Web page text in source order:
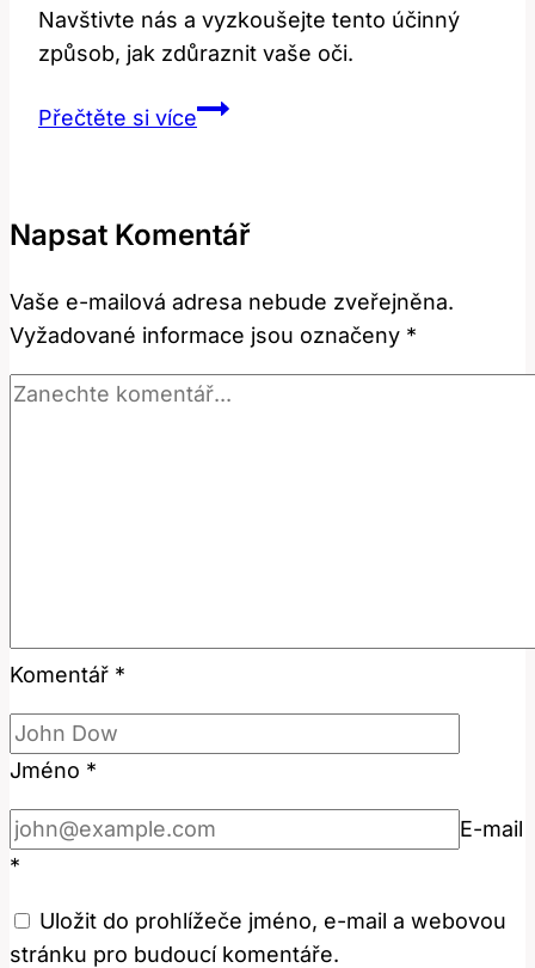
Navštivte nás a vyzkoušejte tento účinný
způsob, jak zdůraznit vaše oči.
Přečtěte si víceLash
Získat
Péči?
Napsat Komentář
Vaše e-mailová adresa nebude zveřejněna.
Vyžadované informace jsou označeny *
Komentář *
Jméno *
E-mail
*
Uložit do prohlížeče jméno, e-mail a webovou
stránku pro budoucí komentáře.